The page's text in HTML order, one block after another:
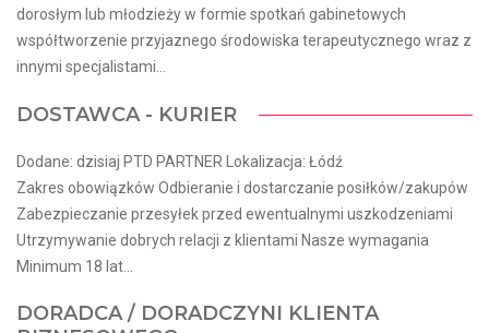
dorosłym lub młodzieży w formie spotkań gabinetowych
współtworzenie przyjaznego środowiska terapeutycznego wraz z
innymi specjalistami...
DOSTAWCA - KURIER
Dodane: dzisiaj PTD PARTNER Lokalizacja: Łódź
Zakres obowiązków Odbieranie i dostarczanie posiłków/zakupów
Zabezpieczanie przesyłek przed ewentualnymi uszkodzeniami
Utrzymywanie dobrych relacji z klientami Nasze wymagania
Minimum 18 lat...
DORADCA / DORADCZYNI KLIENTA